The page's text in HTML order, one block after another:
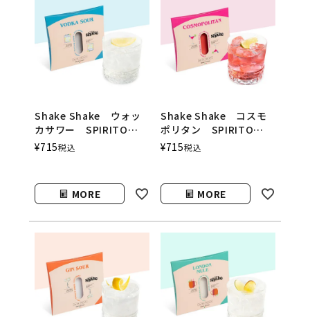
Shake Shake ウォッ
カサワー SPIRITO
COCKTAILS（シェイク
¥715税込
MORE
Shake Shake コスモ
ポリタン SPIRITO
COCKTAILS（シェイク
¥715税込
MORE